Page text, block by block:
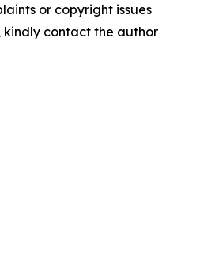
or copyright issues
contact the author